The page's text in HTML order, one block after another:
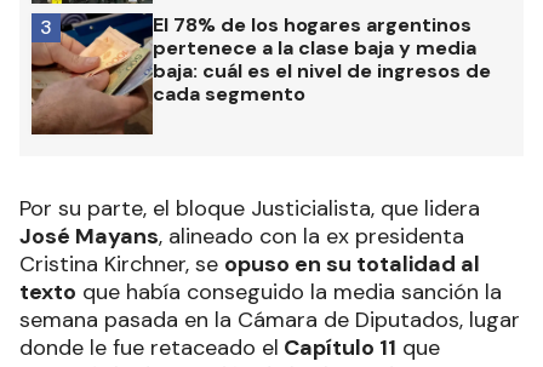
El 78% de los hogares argentinos
pertenece a la clase baja y media
baja: cuál es el nivel de ingresos de
cada segmento
3
Por su parte, el bloque Justicialista, que lidera
José Mayans, alineado con la ex presidenta
Cristina Kirchner, se opuso en su totalidad al
texto que había conseguido la media sanción la
semana pasada en la Cámara de Diputados, lugar
donde le fue retaceado el Capítulo 11 que